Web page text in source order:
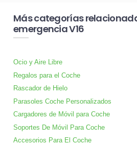
Más categorías
emergencia V16
Ocio y Aire Libre
Regalos para el Coche
Rascador de Hielo
Parasoles Coche Personalizados
Cargadores de Móvil para Coche
Soportes De Móvil Para Coche
Accesorios Para El Coche